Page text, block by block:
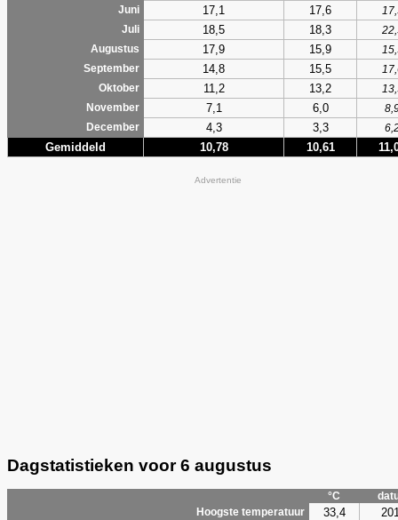
Juni
17,1 17,6
Juli
18,5 18,3
Augustus
17,9 15,9
September
14,8 15,5
Oktober
11,2 13,2
November
7,1 6,0
December
4,3 3,3
Gemiddeld 10,78 10,61
Advertentie
Dagstatistieken voor 6 augustus
°C
Hoogste temperatuur
33,4